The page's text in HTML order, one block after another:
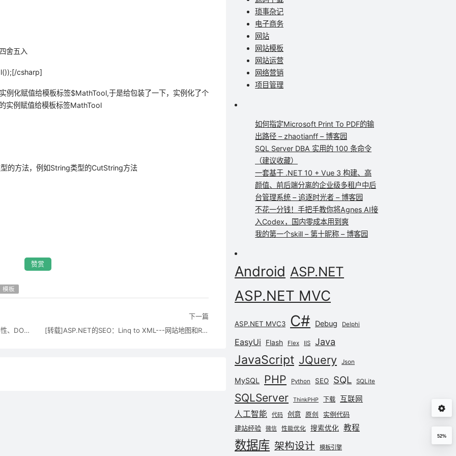
舍五入
csharp]
例化赋值给模板标签$MathTool,于是给包装了一下，实例化了个
实例赋值给模板标签MathTool
的方法，例如String类型的CutString方法
赞赏
模板
[转载]项目开发总结：前端开发部分总结[兼容性、DOM操作、跨域等]
下一篇
[转载]ASP.NET的SEO：Linq to XML---网站地图和RSS Feed
琐事杂记
电子商务
网站
网站模板
网站运营
网络营销
项目管理
如何指定Microsoft Print To PDF的输
出路径 – zhaotianff – 博客园
SQL Server DBA 实用的 100 条命令
（建议收藏）
一套基于 .NET 10 + Vue 3 构建、高
颜值、前后端分离的企业级多租户中后
台管理系统 – 追逐时光者 – 博客园
不花一分钱！手把手教你将Agnes AI接
入Codex，国内零成本用到爽
我的第一个skill – 第十昵称 – 博客园
Android ASP.NET
ASP.NET MVC
ASP.NET MVC3 C# Debug Delphi
EasyUi Flash Flex IIS Java
JavaScript JQuery Json
MySQL PHP Python SEO SQL SQLite
SQLServer ThinkPHP 下载 互联网
人工智能 代码 创意 原创
实例代码
建站经验
微信 性能优化 搜索优化 教程
数据库 架构设计 模板引擎
52%